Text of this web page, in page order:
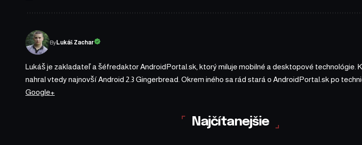
ByLukáš Zachar
Lukáš je zakladateľ a šéfredaktor AndroidPortal.sk, ktorý miluje mobilné a desktopové technológie.
nahral vtedy najnovší Android 2.3 Gingerbread. Okrem iného sa rád stará o AndroidPortal.sk po
Google+
Najčítanejšie